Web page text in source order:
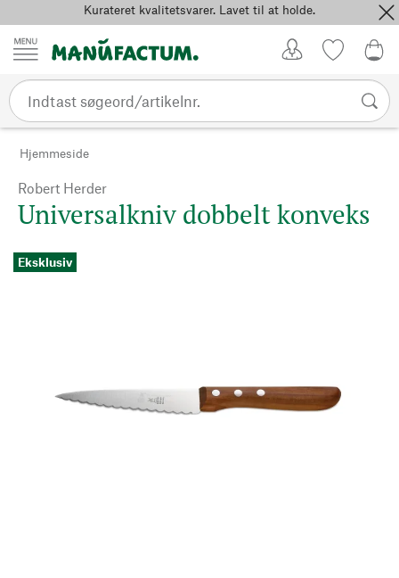
Spring til indholdKurateret kvalitetsvarer. Lavet til at holde.
Hjemmeside
Robert Herder
Universalkniv dobbelt konveks
Eksklusiv